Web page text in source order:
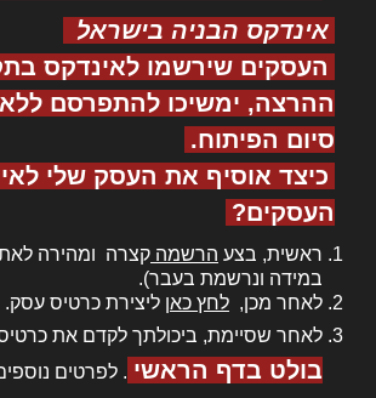
אינדקס הבניה בישראל
העסקים שירשמו לאינדקס
ההרצה, ימשיכו להתפרסם
סיום הפיתוח.
כיצד אוסיף את העסק שלי
העסקים?
ראשית, בצע הרשמה קצרה ומהירה
במידה ונרשמת בעבר).
לאחר מכן, לחץ כאן ליצירת כרטיס עסק.
לאחר שסיימת, ביכולתך לקדם את
בולט בדף הראשי . לפרטים